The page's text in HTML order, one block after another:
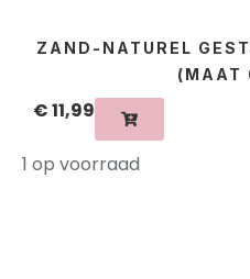
ZAND-NATUREL
(MAAT
€11,99
1 op voorraad